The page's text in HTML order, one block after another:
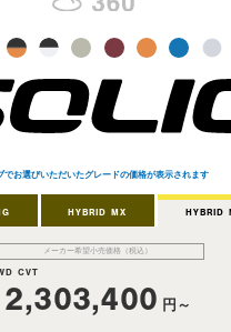
でお選びいただいたグレードの価格が表示されます
HYBRID MX HYBRID
メーカー希望小売価格（税込）
CVT
2,303,400 円～